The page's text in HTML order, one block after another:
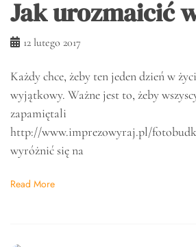
Jak urozmaicić
12 lutego 2017
Każdy chce, żeby ten jeden dzień w
wyjątkowy. Ważne jest to, żeby
zapamiętali
http://www.imprezowyraj.pl/
wyróżnić się na
Read More